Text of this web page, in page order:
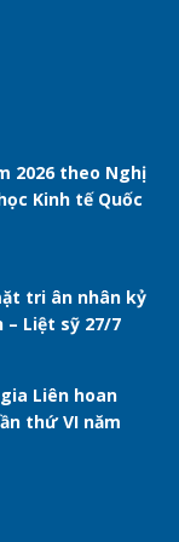
2026 theo Nghị
Kinh tế Quốc
tri ân nhân kỷ
Liệt sỹ 27/7
Liên hoan
thứ VI năm